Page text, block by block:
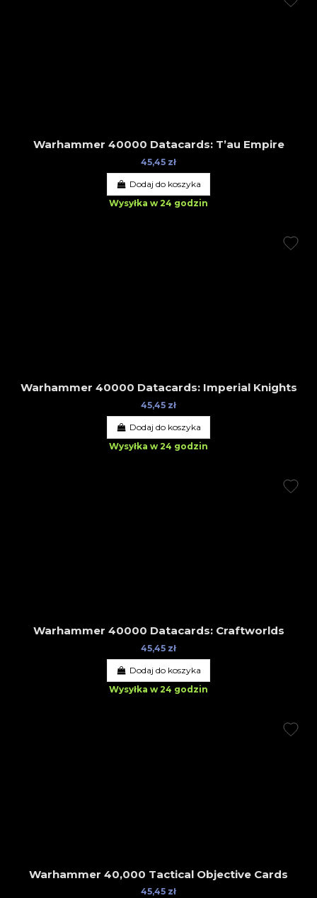
Warhammer 40000 Datacards: T’au Empire
45,45 zł
Dodaj do koszyka
Wysyłka w 24 godzin
Warhammer 40000 Datacards: Imperial Knights
45,45 zł
Dodaj do koszyka
Wysyłka w 24 godzin
Warhammer 40000 Datacards: Craftworlds
45,45 zł
Dodaj do koszyka
Wysyłka w 24 godzin
Warhammer 40,000 Tactical Objective Cards
45,45 zł